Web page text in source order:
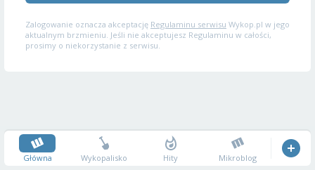
Zalogowanie oznacza akceptację Regulaminu serwisu Wykop.pl w jego
aktualnym brzmieniu. Jeśli nie akceptujesz Regulaminu w całości,
prosimy o niekorzystanie z serwisu.
Główna Wykopalisko Hity Mikroblog